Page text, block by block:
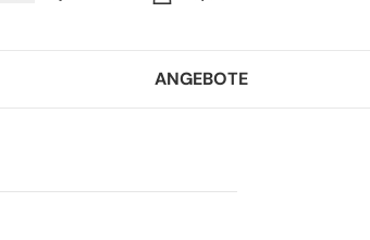
ANGEBOTE